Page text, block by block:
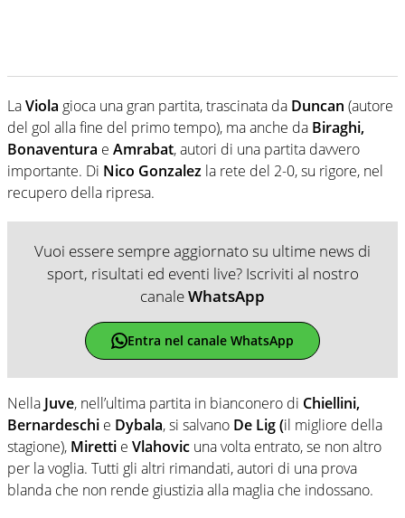
LaViola gioca una gran partita, trascinata da Duncan (autore
del gol alla fine del primo tempo), ma anche da Biraghi,
Bonaventura e Amrabat, autori di una partita davvero
importante. Di Nico Gonzalez la rete del 2-0, su rigore, nel
recupero della ripresa.
Vuoi essere sempre aggiornato su ultime news di
sport, risultati ed eventi live? Iscriviti al nostro
canaleWhatsApp
Entra nel canale WhatsApp
Nella Juve, nell’ultima partita in bianconero di Chiellini,
Bernardeschi e Dybala, si salvano De Lig (il migliore della
stagione), Miretti e Vlahovic una volta entrato, se non altro
per la voglia. Tutti gli altri rimandati, autori di una prova
blanda che non rende giustizia alla maglia che indossano.